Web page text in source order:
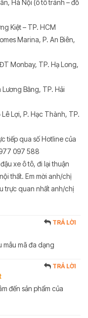
Hà Nội (ô tô tránh – đỗ
Kiệt – TP. HCM
Marina, P. An Biên,
Monbay, TP. Hạ Long,
Bằng, TP. Hải
Lợi, P. Hạc Thành, TP.
tiếp qua số Hotline của
097 588
xe ô tô, đi lại thuận
thất. Em mời anh/chị
trực quan nhất anh/chị
TRẢ LỜI
mẫu mã đa dạng
TRẢ LỜI
đến sản phẩm của